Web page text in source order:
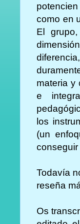
como en
El
materia y
e
los
(un
Todavía
reseña
Os